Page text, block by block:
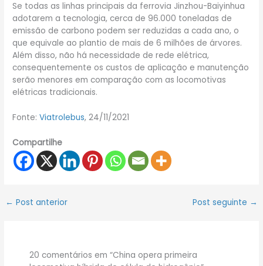
Se todas as linhas principais da ferrovia Jinzhou-Baiyinhua
adotarem a tecnologia, cerca de 96.000 toneladas de
emissão de carbono podem ser reduzidas a cada ano, o
que equivale ao plantio de mais de 6 milhões de árvores.
Além disso, não há necessidade de rede elétrica,
consequentemente os custos de aplicação e manutenção
serão menores em comparação com as locomotivas
elétricas tradicionais.
Fonte:Viatrolebus, 24/11/2021
Compartilhe
← Post anterior Post seguinte →
20 comentários em “China opera primeira